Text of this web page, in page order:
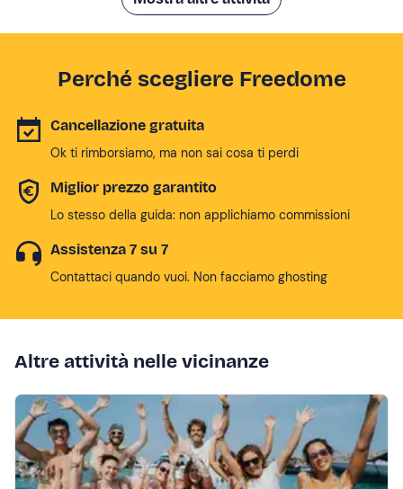
Perché scegliere Freedome
Cancellazione gratuita
Ok ti rimborsiamo, ma non sai cosa ti perdi
Miglior prezzo garantito
Lo stesso della guida: non applichiamo commissioni
Assistenza 7 su 7
Contattaci quando vuoi. Non facciamo ghosting
Altre attività nelle vicinanze